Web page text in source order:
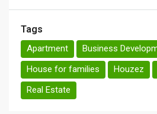
Tags
Apartment
Business
House for families
Houzez
Real Estate